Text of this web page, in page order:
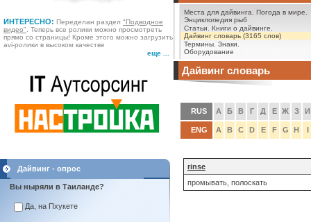
ИНТЕРЕСНО: Переделан раздел "Подводное
видео" . Теперь все ролики можно просмотреть
прямо со страницы! Кроме этого можно загрузить
avi-ролики в высоком качестве
еще ...
Места для дайвинга.
Погода в мире.
Энциклопедия рыб
Статьи.
Книги о дайвинге.
Дайвинг словарь (3165 слов)
Термины. Знаки.
Оборудование
Дайвинг - опрос
Вы ныряли в Таиланде?
Да, на Пхукете
Дайвинг словарь
RUS А Б В Г Д Е Ж З И
ENG A B C D E F G H I
rinse
промывать, полоскать